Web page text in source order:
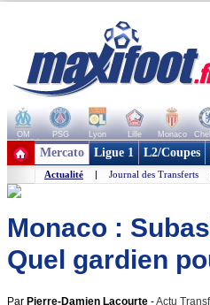
OM PSG Lyon Lille Monaco
+ de clubs
Mercato Ligue 1 L2/Coupes
Actualité | Journal des Transferts
Monaco :
Quel gardien
Par Pierre-Damien Lacourte -Actu